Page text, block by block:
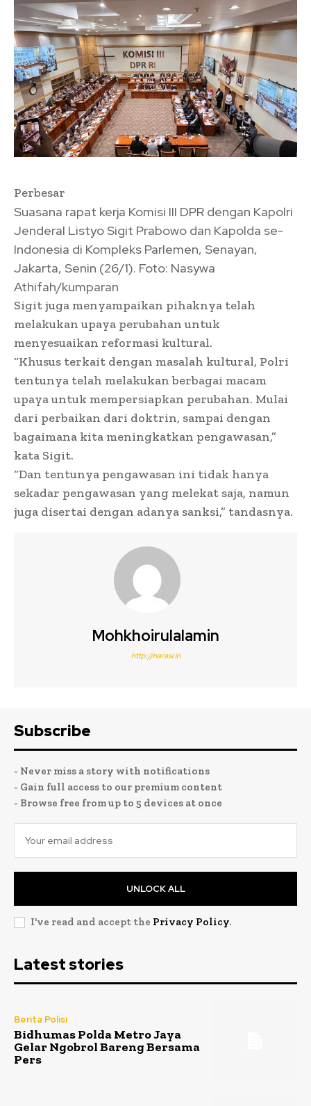
Perbesar
Suasana rapat kerja Komisi III DPR dengan Kapolri
Jenderal Listyo Sigit Prabowo dan Kapolda se-
Indonesia di Kompleks Parlemen, Senayan,
Jakarta, Senin (26/1). Foto: Nasywa
Athifah/kumparan
Sigit juga menyampaikan pihaknya telah
melakukan upaya perubahan untuk
menyesuaikan reformasi kultural.
“Khusus terkait dengan masalah kultural, Polri
tentunya telah melakukan berbagai macam
upaya untuk mempersiapkan perubahan. Mulai
dari perbaikan dari doktrin, sampai dengan
bagaimana kita meningkatkan pengawasan,”
kata Sigit.
“Dan tentunya pengawasan ini tidak hanya
sekadar pengawasan yang melekat saja, namun
juga disertai dengan adanya sanksi,” tandasnya.
Mohkhoirulalamin
http://narasi.in
Subscribe
- Never miss a story with notifications
- Gain full access to our premium content
- Browse free from up to 5 devices at once
UNLOCK ALL
I've read and accept the Privacy Policy.
Latest stories
Berita Polisi
Bidhumas Polda Metro Jaya
Gelar Ngobrol Bareng Bersama
Pers